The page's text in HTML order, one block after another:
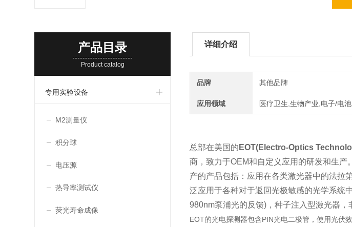
产品目录
Product catalog
专用实验设备
M2测量仪
积分球
电压源
热导率测试仪
荧光寿命成像
详细介绍
品牌 其他品牌
应用领域 医疗卫生,生物产业,电子/电
总部在美国的 EOT(Electro-Optics
商，致力于OEM和自定义应用的研发和生
产的产品包括：应用在各类激光器中的法拉
泛应用于各种对于返回光极敏感的光学系统
980nm泵浦光的反馈)，种子注入型激光器，
EOT的光电探测器包含PIN光电二极管，使用光伏